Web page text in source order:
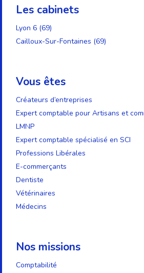
Les cabinets
Lyon 6 (69)
Cailloux-Sur-Fontaines (69)
Vous êtes
Créateurs d’entreprises
Expert comptable pour Artisans et
LMNP
Expert comptable spécialisé en SCI
Professions Libérales
E-commerçants
Dentiste
Vétérinaires
Médecins
Nos missions
Comptabilité